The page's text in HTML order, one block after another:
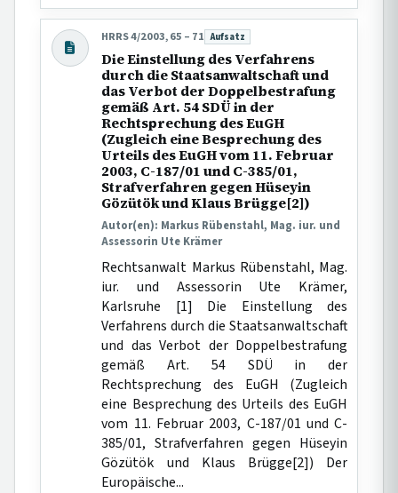
HRRS 4/2003, 65 – 71 Beitragsart:
Aufsatz
Die Einstellung des Verfahrens
durch die Staatsanwaltschaft und
das Verbot der Doppelbestrafung
gemäß Art. 54 SDÜ in der
Rechtsprechung des EuGH
(Zugleich eine Besprechung des
Urteils des EuGH vom 11. Februar
2003, C-187/01 und C-385/01,
Strafverfahren gegen Hüseyin
Gözütök und Klaus Brügge[2])
Autor(en): Markus Rübenstahl, Mag. iur. und
Assessorin Ute Krämer
Rechtsanwalt Markus Rübenstahl, Mag.
iur. und Assessorin Ute Krämer,
Karlsruhe [1] Die Einstellung des
Verfahrens durch die Staatsanwaltschaft
und das Verbot der Doppelbestrafung
gemäß Art. 54 SDÜ in der
Rechtsprechung des EuGH (Zugleich
eine Besprechung des Urteils des EuGH
vom 11. Februar 2003, C-187/01 und C-
385/01, Strafverfahren gegen Hüseyin
Gözütök und Klaus Brügge[2]) Der
Europäische...